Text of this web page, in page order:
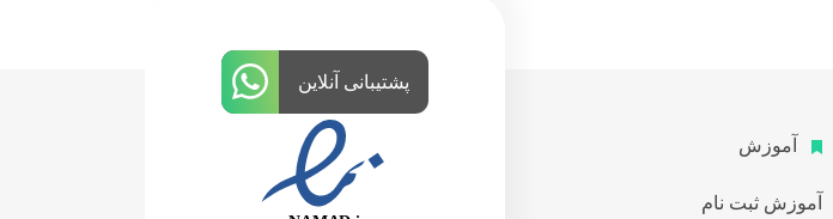
آموزش
آموزش ثبت نام
پشتیبانی آنلاین